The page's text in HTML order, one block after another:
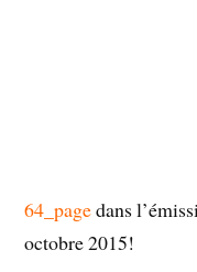
64_pagedans
octobre 2015!